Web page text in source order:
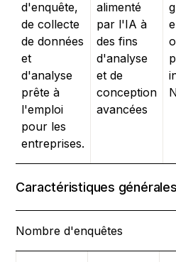
d'enquête,
de collecte
de données
et
d'analyse
prête à
l'emploi
pour les
entreprises.
alimenté
par l'IA à
des fins
d'analyse
et de
conception
avancées
Caractéristiques générales
Nombre d'enquêtes